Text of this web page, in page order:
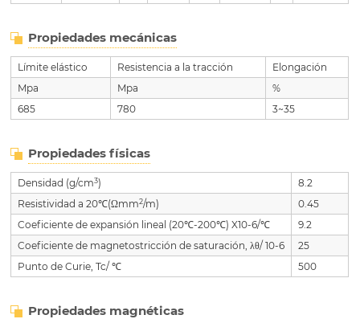
Propiedades mecánicas
Límite elástico Resistencia a la tracción
Elongación
Mpa
Mpa
%
685
780 3~35
Propiedades físicas
Densidad (g/cm3)
8.2
Resistividad a 20℃(Ωmm2/m)
0.45
Coeficiente de expansión lineal (20℃-200℃) X10-6/℃
9.2
Coeficiente de magnetostricción de saturación, λθ/ 10-6
25
Punto de Curie, Tc/ ℃
500
Propiedades magnéticas